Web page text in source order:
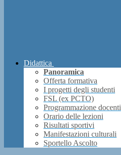
Didattica
Panoramica
Offerta formativa
I progetti degli studenti
FSL (ex PCTO)
Programmazione docenti
Orario delle lezioni
Risultati sportivi
Manifestazioni culturali
Sportello Ascolto